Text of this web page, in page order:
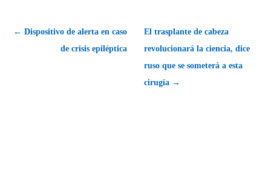
← Dispositivo de alerta en caso
de crisis epiléptica
El trasplante de cabeza
revolucionará la ciencia, dice
ruso que se someterá a esta
cirugía →